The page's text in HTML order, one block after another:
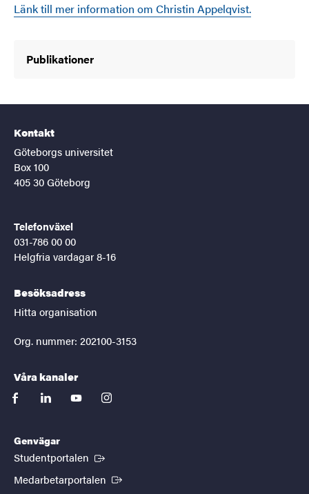
Länk till mer information om Christin Appelqvist.
Publikationer
Kontakt
Göteborgs universitet
Box 100
405 30 Göteborg
Telefonväxel
031-786 00 00
Helgfria vardagar 8-16
Besöksadress
Hitta organisation
Org. nummer: 202100-3153
Våra kanaler
facebooklinkedinyoutubeinstagram
Genvägar
Studentportalen (Extern länk)
Medarbetarportalen (Extern länk)